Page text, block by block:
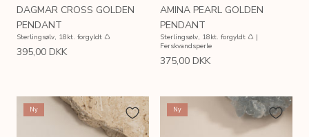
DAGMAR CROSS GOLDEN
PENDANT
Sterlingsølv, 18kt. forgyldt ♺
395,00 DKK
AMINA PEARL GOLDEN
PENDANT
Sterlingsølv, 18kt. forgyldt ♺ |
Ferskvandsperle
375,00 DKK
Ny Ny